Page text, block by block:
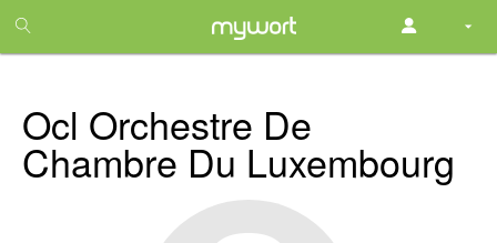
month
free
Ocl Orchestre De
Chambre Du Luxembourg